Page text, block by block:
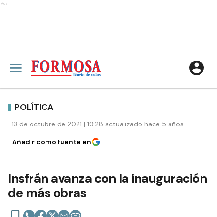
Ads
POLÍTICA
13 de octubre de 2021 | 19:28 actualizado hace 5 años
Añadir como fuente en
Insfrán avanza con la inauguración
de más obras